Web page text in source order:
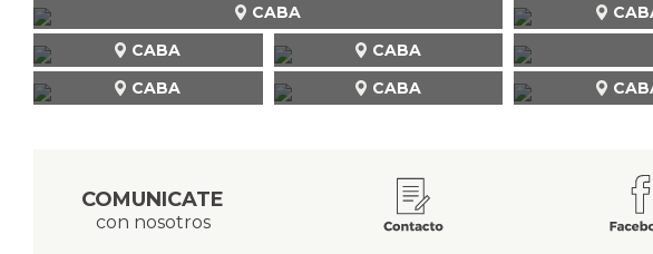
CABA
CABA
CABA
CABA
CABA
COMUNICATE
con nosotros